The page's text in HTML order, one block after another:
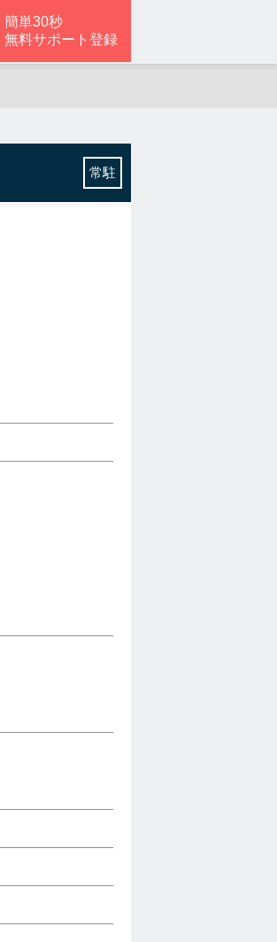
簡単30秒
無料サポート登録
常駐